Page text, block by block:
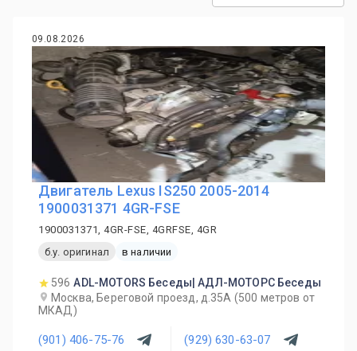
09.08.2026
Двигатель Lexus IS250 2005-2014
1900031371 4GR-FSE
1900031371, 4GR-FSE, 4GRFSE, 4GR
б.у. оригинал
в наличии
596 ADL-MOTORS Беседы| АДЛ-МОТОРС Беседы
Москва, Береговой проезд, д.35А (500 метров от
МКАД)
(901) 406-75-76 (929) 630-63-07